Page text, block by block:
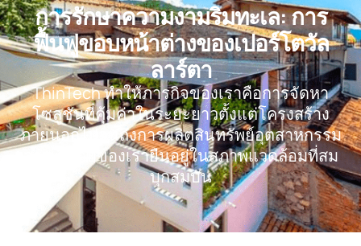
การรักษาความงามริมทะเล: การ
ฟื้นฟูขอบหน้าต่างของเปอร์โตวัล
ลาร์ตา
ThinTech ทำให้ภารกิจของเราคือการจัดหา
โซลูชันที่คุ้มค่าในระยะยาวตั้งแต่โครงสร้าง
ภายนอกไปจนถึงการผลิตสินทรัพย์อุตสาหกรรม
สารเคลือบของเรายืนอยู่ในสภาพแวดล้อมที่สม
บุกสมบัน